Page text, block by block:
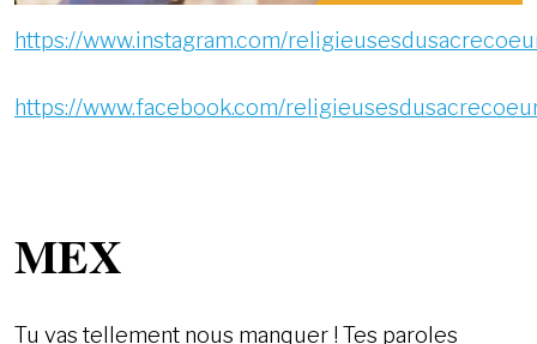
https://www.instagram.com/
https://www.facebook.com/
MEX
Tu vas tellement nous manquer ! Tes paroles